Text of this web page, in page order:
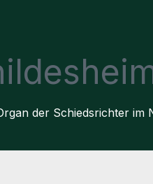
der Schiedsrichter